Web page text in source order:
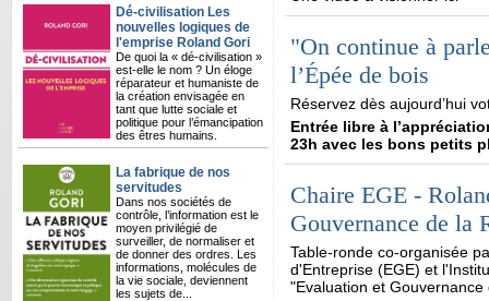
Dé-civilisation Les
nouvelles logiques de
l'emprise Roland Gori
De quoi la « dé-civilisation »
est-elle le nom ? Un éloge
réparateur et humaniste de
la création envisagée en
tant que lutte sociale et
politique pour l’émancipation
des êtres humains.
La fabrique de nos
servitudes
Dans nos sociétés de
contrôle, l’information est le
moyen privilégié de
surveiller, de normaliser et
de donner des ordres. Les
informations, molécules de
la vie sociale, deviennent
les sujets de...
"On continue à
l’Épée de bois
Réservez dès aujourd’hui
Entrée libre à
23h avec les bons petits
Chaire EGE -
Gouvernance de la
Table-ronde co-organisée
d'Entreprise (EGE) et
"Evaluation et Gouvernance